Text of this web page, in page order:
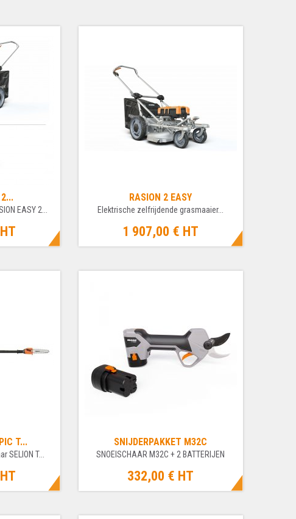
EASY 2...
HT
RASION 2 EASY
Elektrische zelfrijdende grasmaaier...
1 907,00 € HT
T...
T...
HT
SNIJDERPAKKET M32C
SNOEISCHAAR M32C + 2 BATTERIJEN
332,00 € HT